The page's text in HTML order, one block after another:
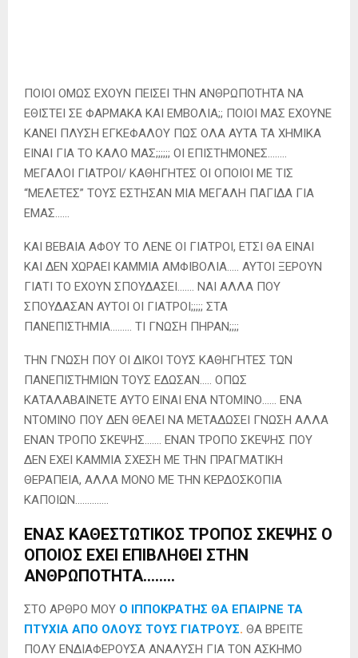
ΠΟΙΟΙ ΟΜΩΣ ΕΧΟΥΝ ΠΕΙΣΕΙ ΤΗΝ ΑΝΘΡΩΠΟΤΗΤΑ ΝΑ
ΕΘΙΣΤΕΙ ΣΕ ΦΑΡΜΑΚΑ ΚΑΙ ΕΜΒΟΛΙΑ;; ΠΟΙΟΙ ΜΑΣ ΕΧΟΥΝΕ
ΚΑΝΕΙ ΠΛΥΣΗ ΕΓΚΕΦΑΛΟΥ ΠΩΣ ΟΛΑ ΑΥΤΑ ΤΑ ΧΗΜΙΚΑ
ΕΙΝΑΙ ΓΙΑ ΤΟ ΚΑΛΟ ΜΑΣ;;;;;; ΟΙ ΕΠΙΣΤΗΜΟΝΕΣ……..
ΜΕΓΑΛΟΙ ΓΙΑΤΡΟΙ/ ΚΑΘΗΓΗΤΕΣ ΟΙ ΟΠΟΙΟΙ ΜΕ ΤΙΣ
“ΜΕΛΕΤΕΣ” ΤΟΥΣ ΕΣΤΗΣΑΝ ΜΙΑ ΜΕΓΑΛΗ ΠΑΓΙΔΑ ΓΙΑ
ΕΜΑΣ……
ΚΑΙ ΒΕΒΑΙΑ ΑΦΟΥ ΤΟ ΛΕΝΕ ΟΙ ΓΙΑΤΡΟΙ, ΕΤΣΙ ΘΑ ΕΙΝΑΙ
ΚΑΙ ΔΕΝ ΧΩΡΑΕΙ ΚΑΜΜΙΑ ΑΜΦΙΒΟΛΙΑ….. ΑΥΤΟΙ ΞΕΡΟΥΝ
ΓΙΑΤΙ ΤΟ ΕΧΟΥΝ ΣΠΟΥΔΑΣΕΙ……. ΝΑΙ ΑΛΛΑ ΠΟΥ
ΣΠΟΥΔΑΣΑΝ ΑΥΤΟΙ ΟΙ ΓΙΑΤΡΟΙ;;;;; ΣΤΑ
ΠΑΝΕΠΙΣΤΗΜΙΑ……… ΤΙ ΓΝΩΣΗ ΠΗΡΑΝ;;;;
ΤΗΝ ΓΝΩΣΗ ΠΟΥ ΟΙ ΔΙΚΟΙ ΤΟΥΣ ΚΑΘΗΓΗΤΕΣ ΤΩΝ
ΠΑΝΕΠΙΣΤΗΜΙΩΝ ΤΟΥΣ ΕΔΩΣΑΝ….. ΟΠΩΣ
ΚΑΤΑΛΑΒΑΙΝΕΤΕ ΑΥΤΟ ΕΙΝΑΙ ΕΝΑ ΝΤΟΜΙΝΟ…… ΕΝΑ
ΝΤΟΜΙΝΟ ΠΟΥ ΔΕΝ ΘΕΛΕΙ ΝΑ ΜΕΤΑΔΩΣΕΙ ΓΝΩΣΗ ΑΛΛΑ
ΕΝΑΝ ΤΡΟΠΟ ΣΚΕΨΗΣ……. ΕΝΑΝ ΤΡΟΠΟ ΣΚΕΨΗΣ ΠΟΥ
ΔΕΝ ΕΧΕΙ ΚΑΜΜΙΑ ΣΧΕΣΗ ΜΕ ΤΗΝ ΠΡΑΓΜΑΤΙΚΗ
ΘΕΡΑΠΕΙΑ, ΑΛΛΑ ΜΟΝΟ ΜΕ ΤΗΝ ΚΕΡΔΟΣΚΟΠΙΑ
ΚΑΠΟΙΩΝ…………..
ΕΝΑΣ ΚΑΘΕΣΤΩΤΙΚΟΣ ΤΡΟΠΟΣ ΣΚΕΨΗΣ Ο
ΟΠΟΙΟΣ ΕΧΕΙ ΕΠΙΒΛΗΘΕΙ ΣΤΗΝ
ΑΝΘΡΩΠΟΤΗΤΑ……..
ΣΤΟ ΑΡΘΡΟ ΜΟΥ Ο ΙΠΠΟΚΡΑΤΗΣ ΘΑ ΕΠΑΙΡΝΕ ΤΑ
ΠΤΥΧΙΑ ΑΠΟ ΟΛΟΥΣ ΤΟΥΣ ΓΙΑΤΡΟΥΣ. ΘΑ ΒΡΕΙΤΕ
ΠΟΛΥ ΕΝΔΙΑΦΕΡΟΥΣΑ ΑΝΑΛΥΣΗ ΓΙΑ ΤΟΝ ΑΣΚΗΜΟ